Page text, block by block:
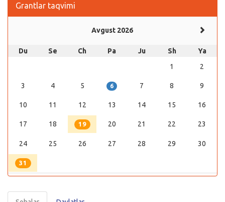
Grantlar taqvimi
Avgust 2026
Du Se Ch Pa Ju Sh
Ya
1
2
3 4 5 6 7 8 9
10 11 12 13 14 15 16
17 18 19 20 21 22 23
24 25 26 27 28 29 30
31